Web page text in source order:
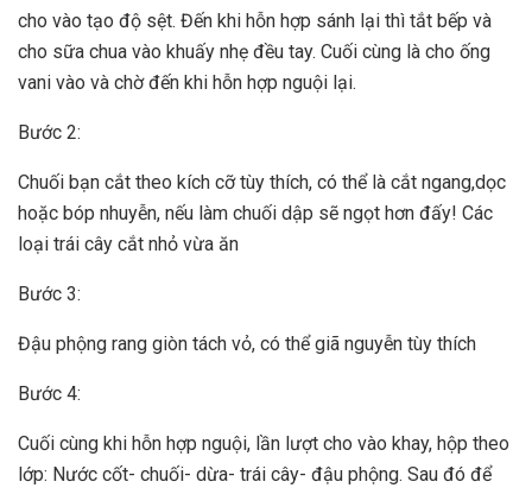
cho vào tạo độ sệt. Đến khi hỗn hợp sánh lại thì tắt bếp và
cho sữa chua vào khuấy nhẹ đều tay. Cuối cùng là cho ống
vani vào và chờ đến khi hỗn hợp nguội lại.
Bước 2:
Chuối bạn cắt theo kích cỡ tùy thích, có thể là cắt ngang,dọc
hoặc bóp nhuyễn, nếu làm chuối dập sẽ ngọt hơn đấy! Các
loại trái cây cắt nhỏ vừa ăn
Bước 3:
Đậu phộng rang giòn tách vỏ, có thể giã nguyễn tùy thích
Bước 4:
Cuối cùng khi hỗn hợp nguội, lần lượt cho vào khay, hộp theo
lớp: Nước cốt- chuối- dừa- trái cây- đậu phộng. Sau đó để